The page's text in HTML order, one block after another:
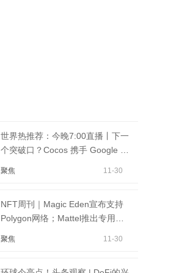
世界热推荐：今晚7:00直播丨下一
个突破口？Cocos 携手 Google 助
聚焦 11-30
NFT周刊｜Magic Eden宣布支持
Polygon网络；Mattel推出专用
聚焦 11-30